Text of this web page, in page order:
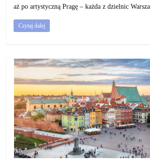
aż po artystyczną Pragę – każda z dzielnic
Czytaj dalej